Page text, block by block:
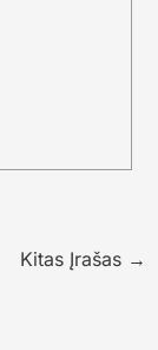
Kitas Įrašas →